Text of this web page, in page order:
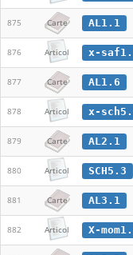
875 Carte AL1.1
876 Articol x-
877 Carte AL1.6
878 Articol x-
879 Carte AL2.1
880 Articol SCH5.3
881 Carte AL3.1
882 Articol X-